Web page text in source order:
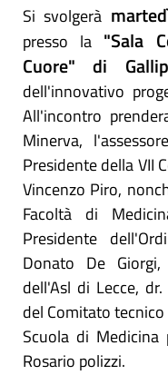
Si svolgerà
presso la "Sala
Cuore" di
dell'innovativo
All'incontro
Minerva,
Presidente della VII
Vincenzo Piro,
Facoltà di
Presidente
Donato De
dell'Asl di Lecce,
del Comitato
Scuola di Medicina
Rosario polizzi.